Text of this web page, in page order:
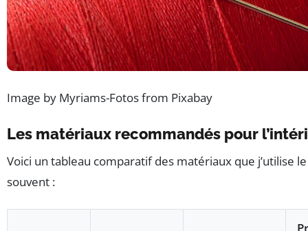
Image by Myriams-Fotos from Pixabay
Les matériaux recommandés pour
Voici un tableau comparatif des matériaux que j’utilise
souvent :